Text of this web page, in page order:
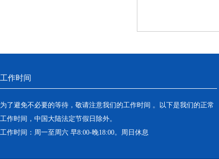
工作时间
为了避免不必要的等待，敬请注意我们的工作时间 。以下是我们的正常
工作时间，中国大陆法定节假日除外。
工作时间：周一至周六 早8:00-晚18:00。周日休息